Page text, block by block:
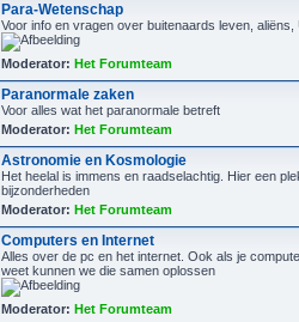
Para-Wetenschap
Voor info en vragen over buitenaards leven, aliëns,
Moderator: Het Forumteam
Paranormale zaken
Voor alles wat het paranormale betreft
Moderator: Het Forumteam
Astronomie en Kosmologie
Het heelal is immens en raadselachtig. Hier een
bijzonderheden
Moderator: Het Forumteam
Computers en Internet
Alles over de pc en het internet. Ook als je
weet kunnen we die samen oplossen
Moderator: Het Forumteam